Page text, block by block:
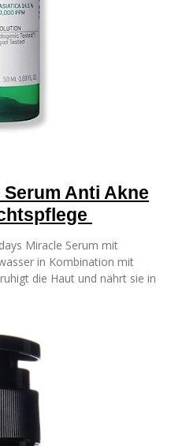
Anti Akne
Miracle Serum mit
in Kombination mit
die Haut und nährt sie in